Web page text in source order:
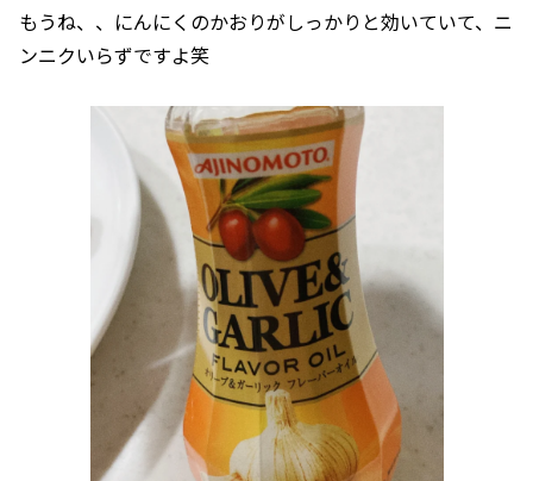
もうね、、にんにくのかおりがしっかりと効いていて、ニ
ンニクいらずですよ笑